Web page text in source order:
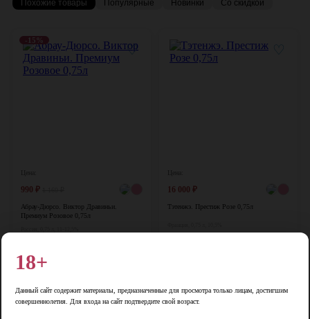
Похожие товары Популярные Новинки Со скидкой
-15%
♡
990 ₽
Абрау-Дюрсо. Виктор Дравиньи.
Премиум Розовое 0,75л
16 000 ₽
Тэтенжэ. Престиж Розе 0,75л
♡ ♡
18+
Данный сайт содержит материалы, предназначенные для просмотра только лицам, достигшим
совершеннолетия. Для входа на сайт подтвердите свой возраст.